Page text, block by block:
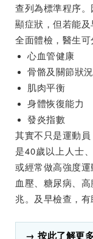
查列為標準程序
顯症狀，但若能
全面體檢，醫生可
心血管健康
骨骼及關節狀況
肌肉平衡
身體恢復能力
發炎指數
其實不只是運動
是40歲以上人士
或經常做高強度
血壓、糖尿病、
兆。及早檢查，有
→ 按此了解更